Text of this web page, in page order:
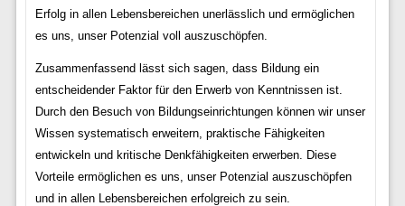
Erfolg in allen Lebensbereichen unerlässlich und ermöglichen
es uns, unser Potenzial voll auszuschöpfen.
Zusammenfassend lässt sich sagen, dass Bildung ein
entscheidender Faktor für den Erwerb von Kenntnissen ist.
Durch den Besuch von Bildungseinrichtungen können wir unser
Wissen systematisch erweitern, praktische Fähigkeiten
entwickeln und kritische Denkfähigkeiten erwerben. Diese
Vorteile ermöglichen es uns, unser Potenzial auszuschöpfen
und in allen Lebensbereichen erfolgreich zu sein.